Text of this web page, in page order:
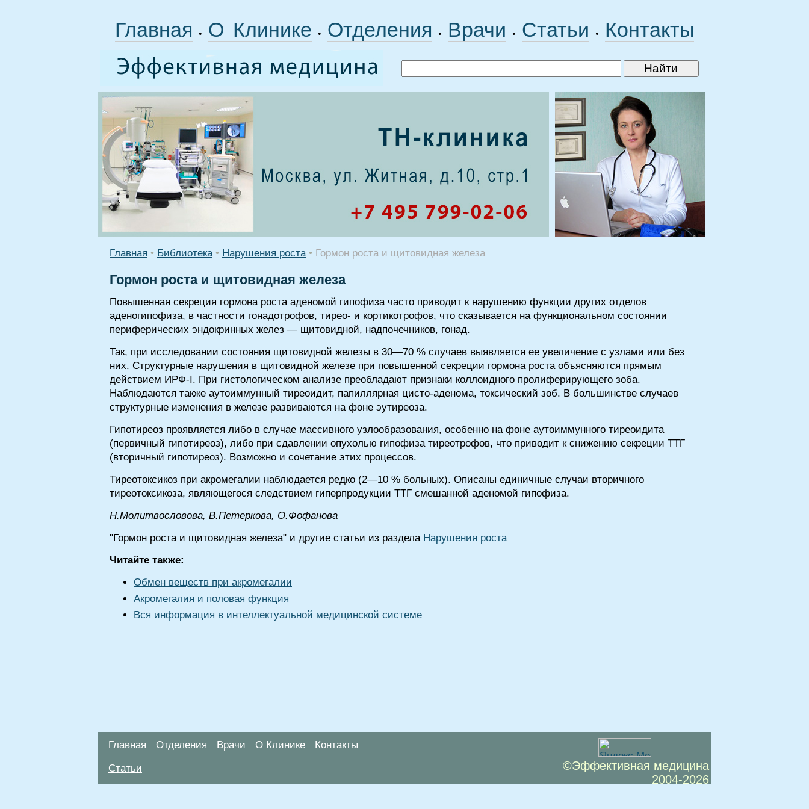
Главная • О Клинике • Отделения • Врачи • Статьи • Контакты
Главная • Библиотека • Нарушения роста • Гормон роста и щитовидная железа
Гормон роста и щитовидная железа
Повышенная секреция гормона роста аденомой гипофиза часто приводит к нарушению функции других отделов
аденогипофиза, в частности гонадотрофов, тирео- и кортикотрофов, что сказывается на функциональном состоянии
периферических эндокринных желез — щитовидной, надпочечников, гонад.
Так, при исследовании состояния щитовидной железы в 30—70 % случаев выявляется ее увеличение с узлами или без
них. Структурные нарушения в щитовидной железе при повышенной секреции гормона роста объясняются прямым
действием ИРФ-I. При гистологическом анализе преобладают признаки коллоидного пролиферирующего зоба.
Наблюдаются также аутоиммунный тиреоидит, папиллярная цисто-аденома, токсический зоб. В большинстве случаев
структурные изменения в железе развиваются на фоне эутиреоза.
Гипотиреоз проявляется либо в случае массивного узлообразования, особенно на фоне аутоиммунного тиреоидита
(первичный гипотиреоз), либо при сдавлении опухолью гипофиза тиреотрофов, что приводит к снижению секреции ТТГ
(вторичный гипотиреоз). Возможно и сочетание этих процессов.
Тиреотоксикоз при акромегалии наблюдается редко (2—10 % больных). Описаны единичные случаи вторичного
тиреотоксикоза, являющегося следствием гиперпродукции ТТГ смешанной аденомой гипофиза.
H.Moлитвocлoвoвa, B.Пeтepкoва, O.Фoфaнoвa
"Гормон роста и щитовидная железа" и другие статьи из раздела Нарушения роста
Читайте также:
Обмен веществ при акромегалии
Акромегалия и половая функция
Вся информация в интеллектуальной медицинской системе
Главная Отделения Врачи О Клинике Контакты
Статьи
©Эффективная медицина
2004-2026